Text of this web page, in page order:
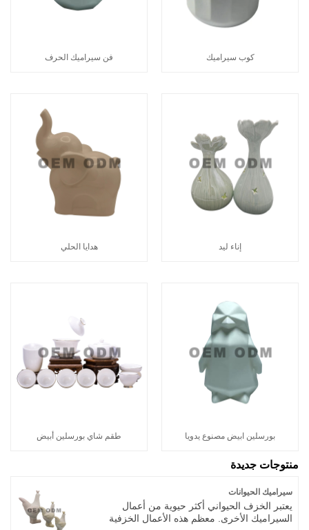
كوب سيراميك فن سيراميك الحرف
إناء ليد هدايا الحلي
بورسلين ابيض مصنوع يدويا طقم شاي بورسلين أبيض
منتوجات جديدة
سيراميك الحيوانات
يعتبر الخزف الحيواني أكثر حيوية من أعمال
السيراميك الأخرى. معظم هذه الأعمال الخزفية